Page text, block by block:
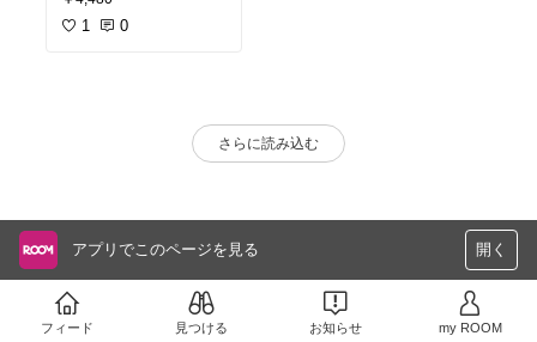
1 0
さらに読み込む
アプリでこのページを見る 開く
フィード 見つける お知らせ my ROOM